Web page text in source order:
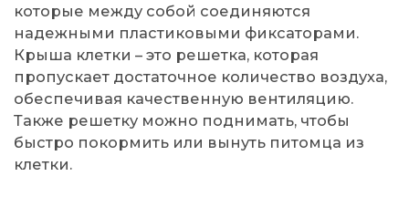
которые между собой соединяются
надежными пластиковыми фиксаторами.
Крыша клетки – это решетка, которая
пропускает достаточное количество воздуха,
обеспечивая качественную вентиляцию.
Также решетку можно поднимать, чтобы
быстро покормить или вынуть питомца из
клетки.